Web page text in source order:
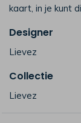
kaart, in je kunt
Designer
Lievez
Collectie
Lievez